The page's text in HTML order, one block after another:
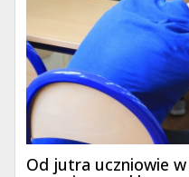
Od jutra uczniowie